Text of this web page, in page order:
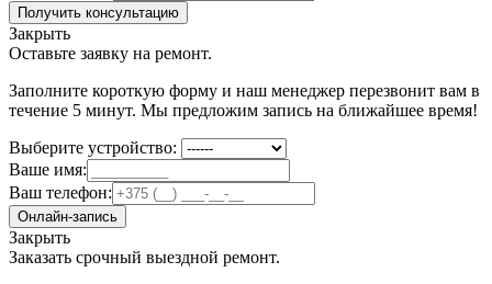
Получить консультацию
Закрыть
Оставьте заявку на ремонт.
Заполните короткую форму и наш менеджер перезвонит вам в
течение 5 минут. Мы предложим запись на ближайшее время!
Выберите устройство:
Ваше имя:
Ваш телефон:
Онлайн-запись
Закрыть
Заказать срочный выездной ремонт.